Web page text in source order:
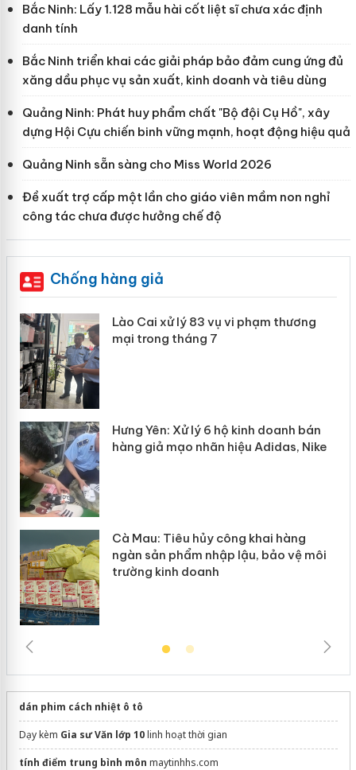
Bắc Ninh: Lấy 1.128 mẫu hài cốt liệt sĩ chưa xác định
danh tính
Bắc Ninh triển khai các giải pháp bảo đảm cung ứng đủ
xăng dầu phục vụ sản xuất, kinh doanh và tiêu dùng
Quảng Ninh: Phát huy phẩm chất "Bộ đội Cụ Hồ", xây
dựng Hội Cựu chiến binh vững mạnh, hoạt động hiệu quả
Quảng Ninh sẵn sàng cho Miss World 2026
Đề xuất trợ cấp một lần cho giáo viên mầm non nghỉ
công tác chưa được hưởng chế độ
Chống hàng giả
Lào Cai xử lý 83 vụ vi phạm thương
mại trong tháng 7
Hưng Yên: Xử lý 6 hộ kinh doanh bán
hàng giả mạo nhãn hiệu Adidas, Nike
Cà Mau: Tiêu hủy công khai hàng
ngàn sản phẩm nhập lậu, bảo vệ môi
trường kinh doanh
dán phim cách nhiệt ô tô
Dạy kèm Gia sư Văn lớp 10linh hoạt thời gian
tính điểm trung bình môn maytinhhs.com